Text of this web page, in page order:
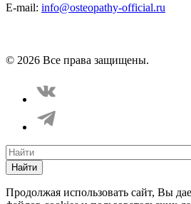
E-mail: info@osteopathy-official.ru
© 2026 Все права защищены.
Найти
Продолжая использовать сайт, Вы